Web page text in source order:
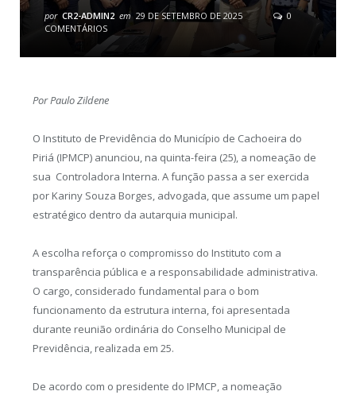
por CR2-ADMIN2 em 29 DE SETEMBRO DE 2025
0
COMENTÁRIOS
Por Paulo Zildene
O Instituto de Previdência do Município de Cachoeira do
Piriá (IPMCP) anunciou, na quinta-feira (25), a nomeação de
sua Controladora Interna. A função passa a ser exercida
por Kariny Souza Borges, advogada, que assume um papel
estratégico dentro da autarquia municipal.
A escolha reforça o compromisso do Instituto com a
transparência pública e a responsabilidade administrativa.
O cargo, considerado fundamental para o bom
funcionamento da estrutura interna, foi apresentada
durante reunião ordinária do Conselho Municipal de
Previdência, realizada em 25.
De acordo com o presidente do IPMCP, a nomeação